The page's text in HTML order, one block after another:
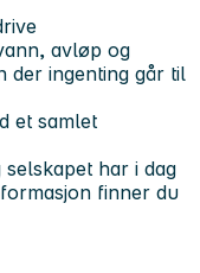
avløp og
der ingenting går til
et samlet
har i dag
finner du